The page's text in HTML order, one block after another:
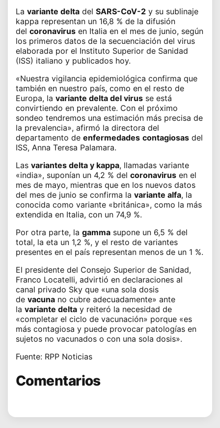
La variante delta del SARS-CoV-2 y su sublinaje
kappa representan un 16,8 % de la difusión
del coronavirus en Italia en el mes de junio, según
los primeros datos de la secuenciación del virus
elaborada por el Instituto Superior de Sanidad
(ISS) italiano y publicados hoy.
«Nuestra vigilancia epidemiológica confirma que
también en nuestro país, como en el resto de
Europa, la variante delta del virus se está
convirtiendo en prevalente. Con el próximo
sondeo tendremos una estimación más precisa de
la prevalencia», afirmó la directora del
departamento de enfermedades contagiosas del
ISS, Anna Teresa Palamara.
Las variantes delta y kappa, llamadas variante
«india», suponían un 4,2 % del coronavirus en el
mes de mayo, mientras que en los nuevos datos
del mes de junio se confirma la variante alfa, la
conocida como variante «británica», como la más
extendida en Italia, con un 74,9 %.
Por otra parte, la gamma supone un 6,5 % del
total, la eta un 1,2 %, y el resto de variantes
presentes en el país representan menos de un 1 %.
El presidente del Consejo Superior de Sanidad,
Franco Locatelli, advirtió en declaraciones al
canal privado Sky que «una sola dosis
de vacuna no cubre adecuadamente» ante
la variante delta y reiteró la necesidad de
«completar el ciclo de vacunación» porque «es
más contagiosa y puede provocar patologías en
sujetos no vacunados o con una sola dosis».
Fuente: RPP Noticias
Comentarios